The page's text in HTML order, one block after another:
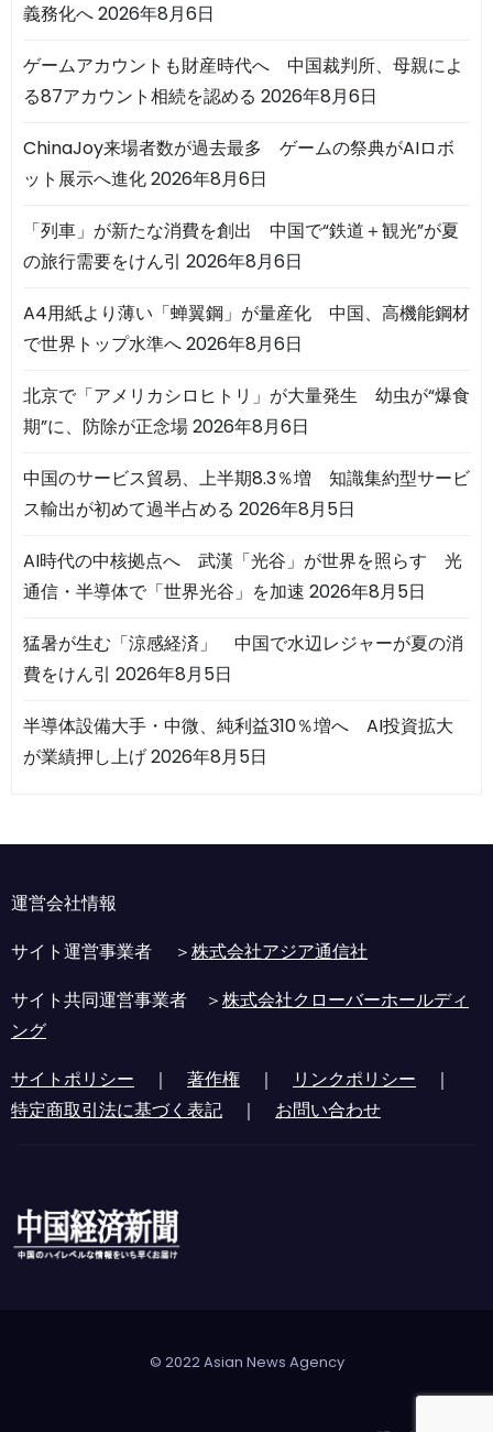
義務化へ2026年8月6日
ゲームアカウントも財産時代へ 中国裁判所、母親によ
る87アカウント相続を認める 2026年8月6日
ChinaJoy来場者数が過去最多 ゲームの祭典がAIロボ
ット展示へ進化2026年8月6日
「列車」が新たな消費を創出 中国で“鉄道＋観光”が夏
の旅行需要をけん引 2026年8月6日
A4用紙より薄い「蝉翼鋼」が量産化 中国、高機能鋼材
で世界トップ水準へ2026年8月6日
北京で「アメリカシロヒトリ」が大量発生 幼虫が“爆食
期”に、防除が正念場2026年8月6日
中国のサービス貿易、上半期8.3％増 知識集約型サービ
ス輸出が初めて過半占める 2026年8月5日
AI時代の中核拠点へ 武漢「光谷」が世界を照らす 光
通信・半導体で「世界光谷」を加速 2026年8月5日
猛暑が生む「涼感経済」 中国で水辺レジャーが夏の消
費をけん引 2026年8月5日
半導体設備大手・中微、純利益310％増へ AI投資拡大
が業績押し上げ2026年8月5日
運営会社情報
サイト運営事業者 ＞株式会社アジア通信社
サイト共同運営事業者 ＞株式会社クローバーホールディ
ング
サイトポリシー ｜ 著作権 ｜ リンクポリシー ｜
特定商取引法に基づく表記 ｜ お問い合わせ
© 2022 Asian News Agency